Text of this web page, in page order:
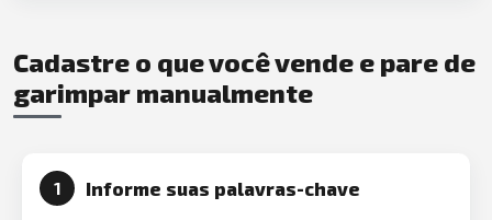
Cadastre o que você vende e pare de
garimpar manualmente
1 Informe suas palavras-chave